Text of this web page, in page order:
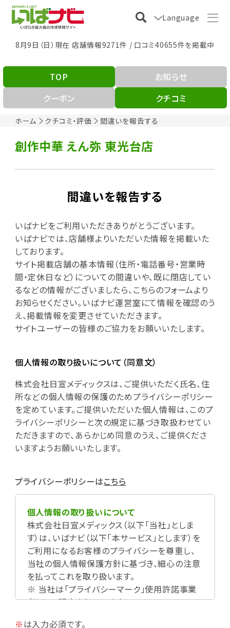
Language
8月9日（日）現在 店舗情報9271件 / 口コミ40655件を掲載中
ホーム クチコミ・評価 間違いを報告する
TOP
お知らせ
クーポン
クチコミ
創作中華 えん弥 東光台店
間違いを報告する
いばナビをご利用いただきありがとうございます。
いばナビでは、店舗様よりいただいた情報を掲載いた
しております。
サイト掲載店舗の基本情報（住所・電話番号・営業時
間・定休日など）についての間違いや、既に閉店してい
るなどの情報がございましたら、こちらのフォームより
お知らせください。いばナビ運営室にて情報を確認のう
え、掲載情報を変更させていただきます。
サイトユーザーの皆様のご協力をお願いいたします。
個人情報の取り扱いについて（同意文）
株式会社日宣メディックスは、ご提供いただく氏名、住
所などの個人情報の保護のためプライバシーポリシー
を定めています。ご提供いただいた個人情報は、このプ
ライバシーポリシーと次の規定に基づき取扱わせてい
ただきますので、あらかじめ同意のうえ、ご提供くださ
いますようお願いいたします。
プライバシーポリシーはこちら
個人情報の取り扱いについて
株式会社日宣メディックス（以下「当社」としま
す）は、いばナビ（以下「本サービス」とします）を
ご利用になるお客様のプライバシーを尊重し、
当社の個人情報保護方針に基づき、細心の注意
を払ってこれを取り扱います。
※ 当社は「プライバシーマーク」使用許諾事業
者として認定されています。
※は入力必須です。